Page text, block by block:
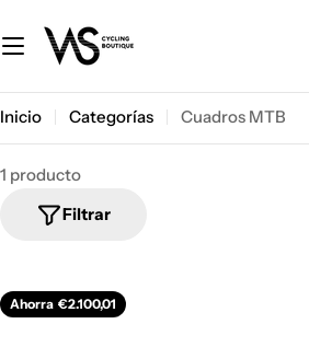
al
contenido
Inicio Categorías Cuadros MTB
1 producto
Filtrar
Ahorra €2.100,01